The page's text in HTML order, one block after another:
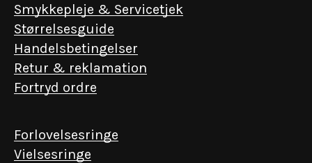
Smykkepleje & Servicetjek
Størrelsesguide
Handelsbetingelser
Retur & reklamation
Fortryd ordre
Forlovelsesringe
Vielsesringe